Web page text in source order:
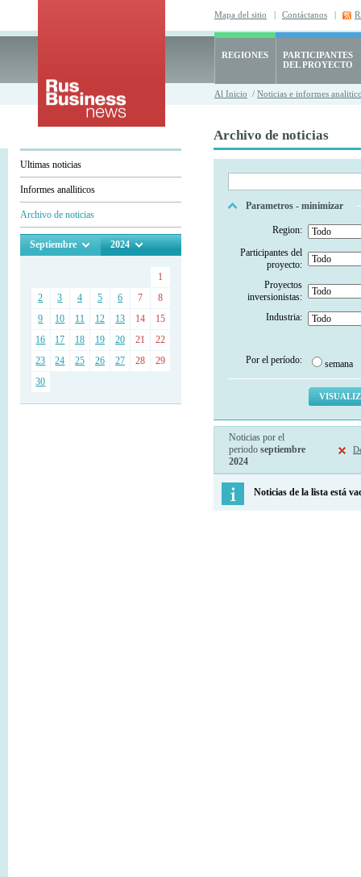
Mapa del sitio | Contáctanos |
REGIONES
PARTICIPANTES
DEL PROYECTO
Al Inicio / Noticias e informes
Ultimas noticias
Informes analliticos
Archivo de noticias
Septiembre 2024
1
2
3 4 5 6 7
8
9
10 11 12 13 14
15
16
17 18 19 20 21
22
23
24 25 26 27 28
29
30
Archivo de noticias
Parametros - minimizar
Region:
Participantes del
proyecto:
Proyectos
inversionistas:
Industria:
Por el período: semana
Noticias por el
periodo septiembre
2024
Noticias de la lista está